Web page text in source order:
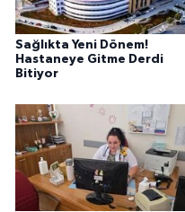
Sağlıkta Yeni Dönem!
Hastaneye Gitme Derdi
Bitiyor